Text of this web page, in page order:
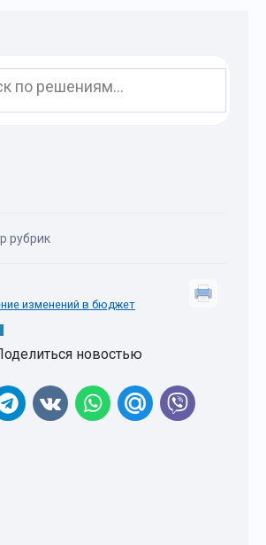
рубрик
изменений в бюджет
новостью